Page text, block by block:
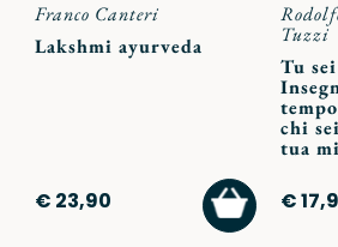
Franco Canteri
Lakshmi ayurveda
€ 23,90
AGGIUNGI
AL
CARRELLO
Tuzzi
Tu
chi
tua
€